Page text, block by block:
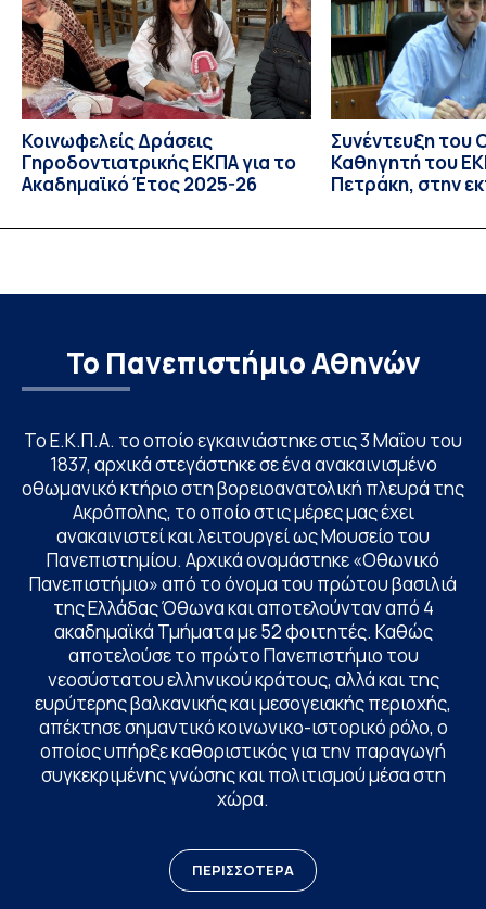
2026. Το πρόγραμμα αποτελεί […]
Κοινωφελείς Δράσεις
Γηροδοντιατρικής ΕΚΠΑ για το
Ακαδημαϊκό Έτος 2025-26
Συνέντευξη του
Καθηγητή του
Πετράκη, στην
Το Πανεπιστήμιο Αθηνών
Το Ε.Κ.Π.Α. το οποίο εγκαινιάστηκε στις 3 Μαΐου του
1837, αρχικά στεγάστηκε σε ένα ανακαινισμένο
οθωμανικό κτήριο στη βορειοανατολική πλευρά της
Ακρόπολης, το οποίο στις μέρες μας έχει
ανακαινιστεί και λειτουργεί ως Μουσείο του
Πανεπιστημίου. Αρχικά ονομάστηκε «Οθωνικό
Πανεπιστήμιο» από το όνομα του πρώτου βασιλιά
της Ελλάδας Όθωνα και αποτελούνταν από 4
ακαδημαϊκά Τμήματα με 52 φοιτητές. Καθώς
αποτελούσε το πρώτο Πανεπιστήμιο του
νεοσύστατου ελληνικού κράτους, αλλά και της
ευρύτερης βαλκανικής και μεσογειακής περιοχής,
απέκτησε σημαντικό κοινωνικο-ιστορικό ρόλο, ο
οποίος υπήρξε καθοριστικός για την παραγωγή
συγκεκριμένης γνώσης και πολιτισμού μέσα στη
χώρα.
ΠΕΡΙΣΣΟΤΕΡΑ